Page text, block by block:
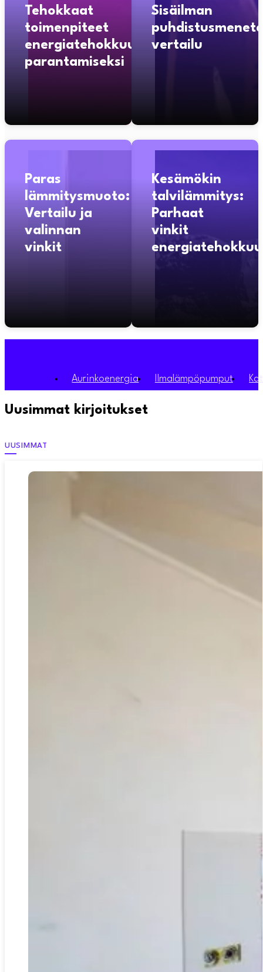
Tehokkaat
toimenpiteet
energiatehokkuuden
parantamiseksi
Paras
lämmitysmuoto:
Vertailu ja
valinnan
vinkit
Sisäilman
vertailu
Kesämökin
talvilämmitys:
Parhaat
vinkit
Aurinkoenergia Ilmalämpöpumput
Uusimmat kirjoitukset
UUSIMMAT